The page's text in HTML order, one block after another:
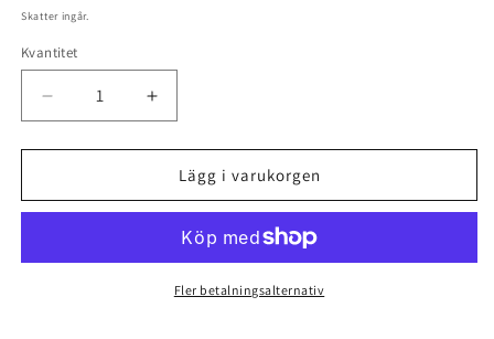
pris
Skatter ingår.
Kvantitet
Minska
kvantitet
för
CalSpas
(beställningsvara)
Öka
kvantitet
för
Styrpanel
CalSpas
knappar
(beställningsvara)
Lägg i varukorgen
Fler betalningsalternativ